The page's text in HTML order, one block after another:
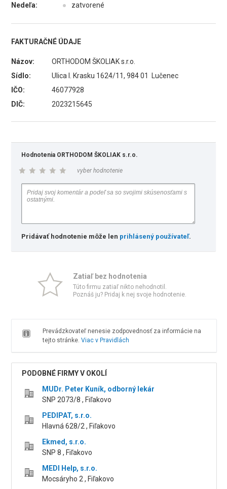
Nedeľa:
● zatvorené
FAKTURAČNÉ ÚDAJE
Názov:
ORTHODOM ŠKOLIAK s.r.o.
Sídlo:
Ulica I. Krasku 1624/11, 984 01 Lučenec
IČO:
46077928
DIČ:
2023215645
Hodnotenia ORTHODOM ŠKOLIAK s.r.o.
vyber hodnotenie
Pridávať hodnotenie môže len prihlásený používateľ.
Zatiaľ bez hodnotenia
Túto firmu zatiaľ nikto nehodnotil.
Poznáš ju? Pridaj k nej svoje hodnotenie.
Prevádzkovateľ nenesie zodpovednosť za informácie na
tejto stránke. Viac v Pravidlách
PODOBNÉ FIRMY V OKOLÍ
MUDr. Peter Kuník, odborný lekár
SNP 2073/8 , Fiľakovo
PEDIPAT, s.r.o.
Hlavná 628/2 , Fiľakovo
Ekmed, s.r.o.
SNP 8 , Fiľakovo
MEDI Help, s.r.o.
Mocsáryho 2 , Fiľakovo